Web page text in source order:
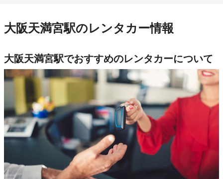
アクセス 南森町駅より徒歩で約4分（送迎なし）
店舗詳細 店舗詳細ページはこちら
この店舗でレンタカーを探す
大阪天満宮駅のレンタカー情報
大阪天満宮駅でおすすめのレンタカーについて